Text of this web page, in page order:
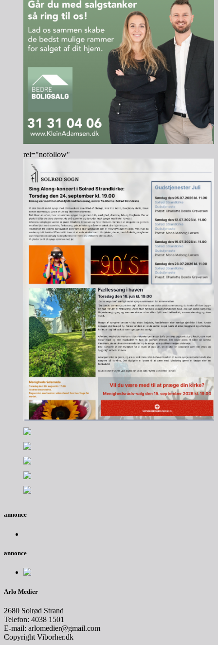
rel="nofollow"
annonce
annonce
Arlo Medier
2680 Solrød Strand
Telefon: 4038 1501
E-mail: arlomedier@gmail.com
Copyright Viborher.dk